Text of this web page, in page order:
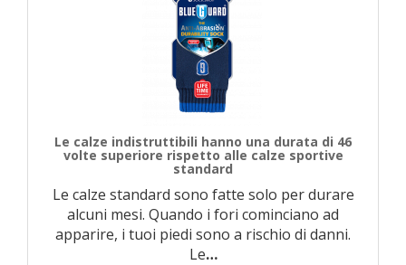
Le calze indistruttibili hanno una durata di 46
volte superiore rispetto alle calze sportive
standard
Le calze standard sono fatte solo per durare
alcuni mesi. Quando i fori cominciano ad
apparire, i tuoi piedi sono a rischio di danni.
Le…